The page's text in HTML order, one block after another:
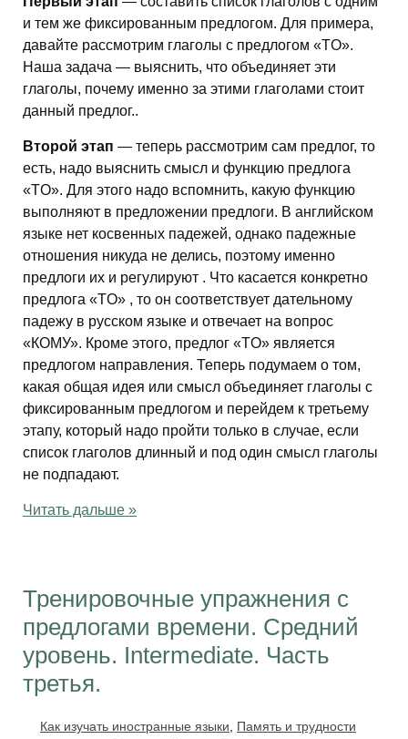
и тем же фиксированным предлогом. Для примера,
давайте рассмотрим глаголы с предлогом «TO».
Наша задача — выяснить, что объединяет эти
глаголы, почему именно за этими глаголами стоит
данный предлог..
Второй этап — теперь рассмотрим сам предлог, то
есть, надо выяснить смысл и функцию предлога
«TO». Для этого надо вспомнить, какую функцию
выполняют в предложении предлоги. В английском
языке нет косвенных падежей, однако падежные
отношения никуда не делись, поэтому именно
предлоги их и регулируют . Что касается конкретно
предлога «TO» , то он соответствует дательному
падежу в русском языке и отвечает на вопрос
«КОМУ». Кроме этого, предлог «TO» является
предлогом направления. Теперь подумаем о том,
какая общая идея или смысл объединяет глаголы с
фиксированным предлогом и перейдем к третьему
этапу, который надо пройти только в случае, если
список глаголов длинный и под один смысл глаголы
не подпадают.
Читать дальше »
Тренировочные упражнения с
предлогами времени. Средний
уровень. Intermediate. Часть
третья.
Как изучать иностранные языки
Память и трудности